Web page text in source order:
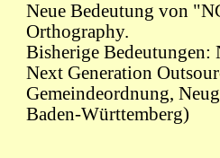
Neue Bedeutung von
Orthography.
Bisherige
Next Generation
Gemeindeordnung,
Baden-Württemberg)